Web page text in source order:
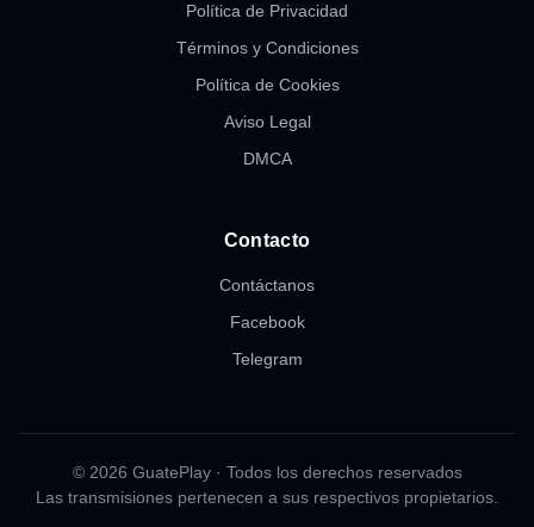
Política de Privacidad
Términos y Condiciones
Política de Cookies
Aviso Legal
DMCA
Contacto
Contáctanos
Facebook
Telegram
© 2026 GuatePlay · Todos los derechos reservados
Las transmisiones pertenecen a sus respectivos propietarios.